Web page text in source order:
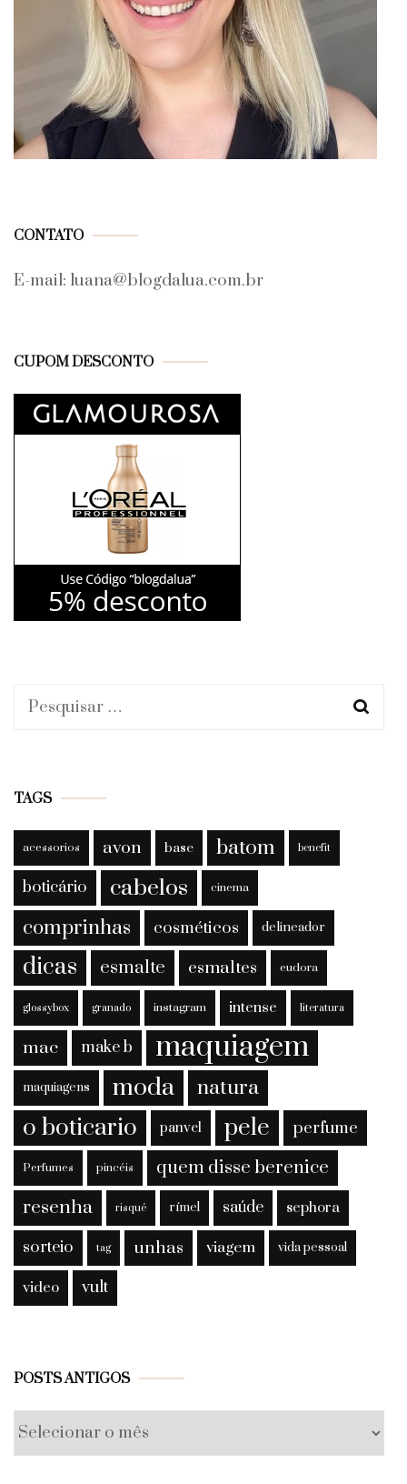
CONTATO
E-mail: luana@blogdalua.com.br
CUPOM DESCONTO
Pesquisar
TAGS
acessorios avon base batom benefit
boticário cabelos cinema
comprinhas cosméticos delineador
dicas esmalte esmaltes eudora
glossybox granado instagram intense literatura
mac make b maquiagem
maquiagens moda natura
o boticario panvel pele perfume
Perfumes pincéis quem disse berenice
resenha risqué rímel saúde sephora
sorteio tag unhas viagem vida pessoal
video vult
POSTS ANTIGOS
Posts